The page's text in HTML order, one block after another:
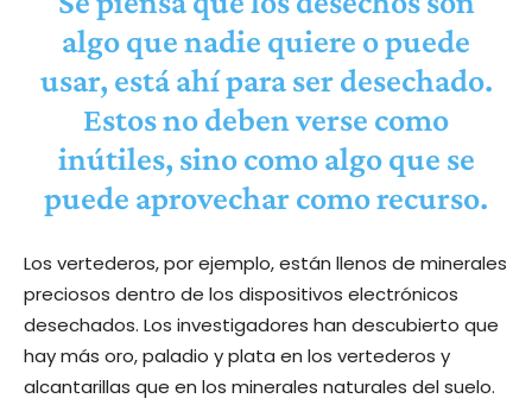
algo que nadie quiere o puede
usar, está ahí para ser desechado.
Estos no deben verse como
inútiles, sino como algo que se
puede aprovechar como recurso.
Los vertederos, por ejemplo, están llenos de minerales
preciosos dentro de los dispositivos electrónicos
desechados. Los investigadores han descubierto que
hay más oro, paladio y plata en los vertederos y
alcantarillas que en los minerales naturales del suelo.